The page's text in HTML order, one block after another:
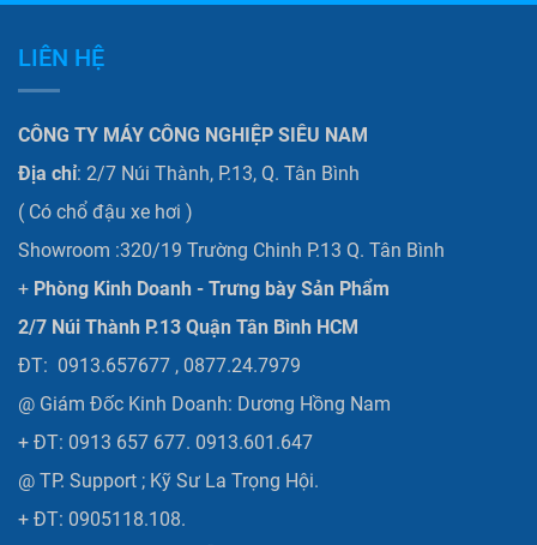
LIÊN HỆ
CÔNG TY MÁY CÔNG NGHIỆP SIÊU NAM
Địa chỉ: 2/7 Núi Thành, P.13, Q. Tân Bình
( Có chổ đậu xe hơi )
Showroom :320/19 Trường Chinh P.13 Q. Tân Bình
+ Phòng Kinh Doanh - Trưng bày Sản Phẩm
2/7 Núi Thành P.13 Quận Tân Bình HCM
ĐT: 0913.657677 , 0877.24.7979
@ Giám Đốc Kinh Doanh: Dương Hồng Nam
+ ĐT: 0913 657 677. 0913.601.647
@ TP. Support ; Kỹ Sư La Trọng Hội.
+ ĐT: 0905118.108.